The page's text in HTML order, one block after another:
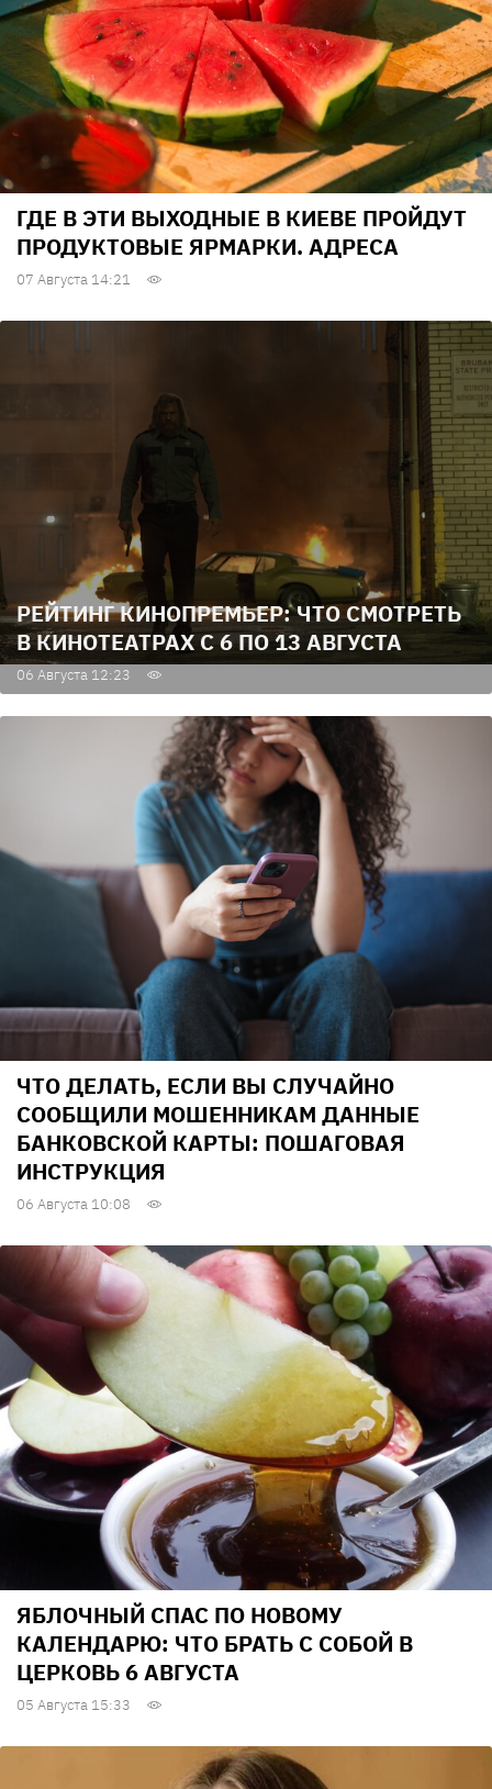
ГДЕ В ЭТИ ВЫХОДНЫЕ В КИЕВЕ ПРОЙДУТ
ПРОДУКТОВЫЕ ЯРМАРКИ. АДРЕСА
07 Августа 14:21
РЕЙТИНГ КИНОПРЕМЬЕР: ЧТО СМОТРЕТЬ
В КИНОТЕАТРАХ С 6 ПО 13 АВГУСТА
06 Августа 12:23
ЧТО ДЕЛАТЬ, ЕСЛИ ВЫ СЛУЧАЙНО
СООБЩИЛИ МОШЕННИКАМ ДАННЫЕ
БАНКОВСКОЙ КАРТЫ: ПОШАГОВАЯ
ИНСТРУКЦИЯ
06 Августа 10:08
ЯБЛОЧНЫЙ СПАС ПО НОВОМУ
КАЛЕНДАРЮ: ЧТО БРАТЬ С СОБОЙ В
ЦЕРКОВЬ 6 АВГУСТА
05 Августа 15:33